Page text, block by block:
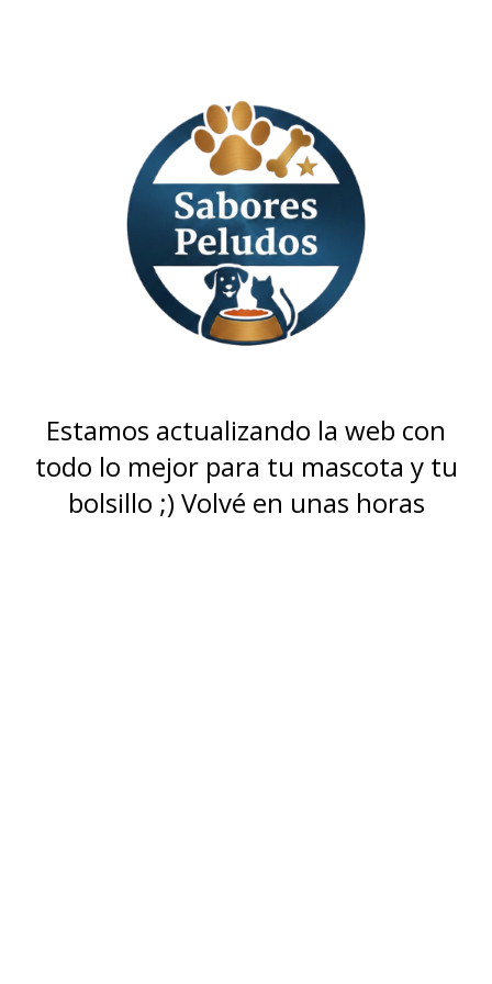
Estamos actualizando la web con
todo lo mejor para tu mascota y tu
bolsillo ;) Volvé en unas horas